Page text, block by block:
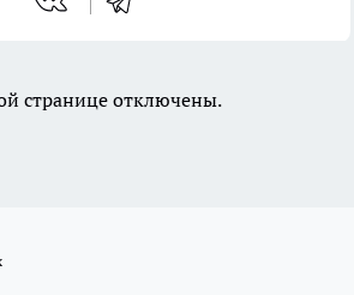
странице отключены.